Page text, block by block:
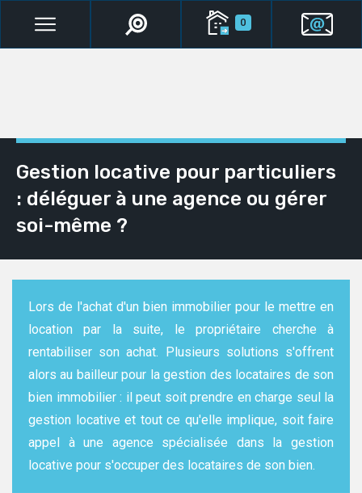
0
Gestion locative pour particuliers
: déléguer à une agence ou gérer
soi-même ?
Lors de l'achat d'un bien immobilier pour le mettre en
location par la suite, le propriétaire cherche à
rentabiliser son achat. Plusieurs solutions s'offrent
alors au bailleur pour la gestion des locataires de son
bien immobilier : il peut soit prendre en charge seul la
gestion locative et tout ce qu'elle implique, soit faire
appel à une agence spécialisée dans la gestion
locative pour s'occuper des locataires de son bien.